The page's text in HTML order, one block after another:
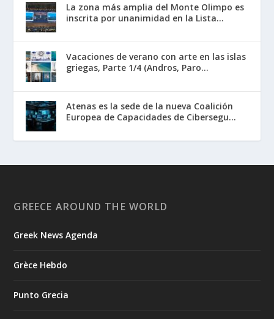
La zona más amplia del Monte Olimpo es
inscrita por unanimidad en la Lista...
Vacaciones de verano con arte en las islas
griegas, Parte 1/4 (Andros, Paro...
Atenas es la sede de la nueva Coalición
Europea de Capacidades de Cibersegu...
GREECE AROUND THE WORLD
Greek News Agenda
Grèce Hebdo
Punto Grecia